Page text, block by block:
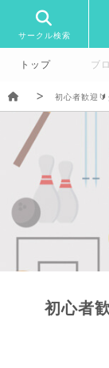
サークル検索
トップ ブ
初心者歓迎
初心者